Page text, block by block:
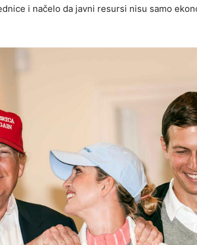
i načelo da javni resursi nisu samo